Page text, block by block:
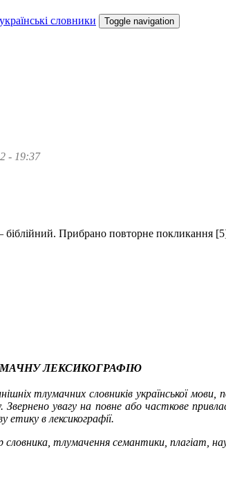
словники Toggle navigation
- 19:37
біблійний. Прибрано повторне покликання
ЛЕКСИКОГРАФІЮ
тлумачних словників української мови,
увагу на повне або часткове
етику в лексикографії.
словника, тлумачення семантики, плагіат,